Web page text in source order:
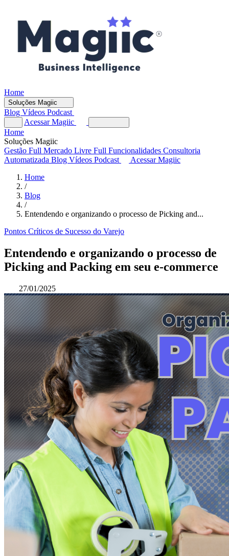
Home
Soluções Magiic
Blog Vídeos Podcast
Acessar Magiic
Home
Soluções Magiic
Gestão Full Mercado Livre Full Funcionalidades Consultoria
Automatizada Blog Vídeos Podcast
Acessar Magiic
Home
/
Blog
/
Entendendo e organizando o processo de Picking and...
Pontos Críticos de Sucesso do Varejo
Entendendo e organizando o processo de
Picking and Packing em seu e-commerce
27/01/2025